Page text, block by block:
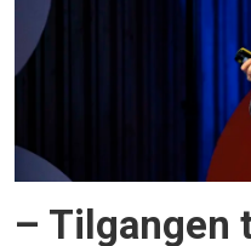
– Tilgangen